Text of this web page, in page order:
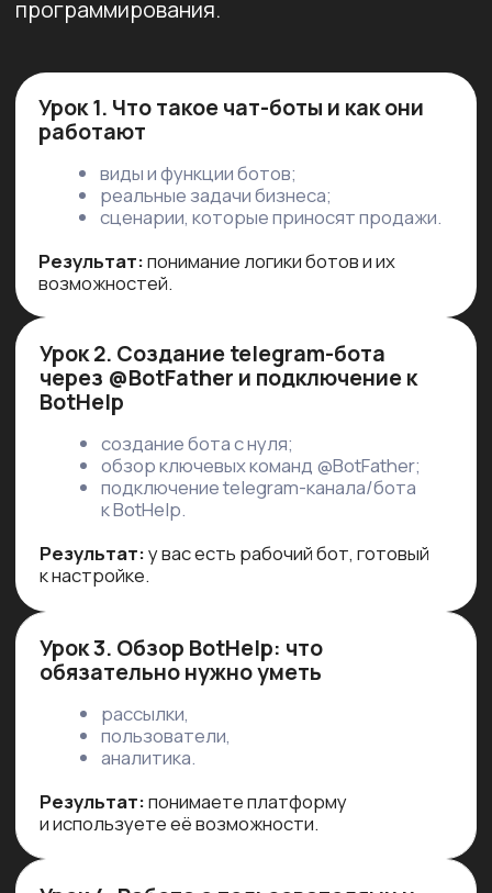
чем он отличается от обычного бота;
создание сценария с AI-агентом.
интеллектом, который отвечает 24/7
После внедрения бота для выдачи
уроковконверсия в покупку выросла
на 37%, а доход проекта увеличился
уже в первый месяц.
Результаты наших
выпускников
Наши студенты внедряют знания
в реальные проекты — от простой
автоматизации до разработки ботов
Telegram ‭под ключ.